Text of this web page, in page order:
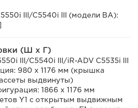
III/C5540i III (модели BA):
(Ш x Г)
III/C5540i III/iR-ADV C5535i III
980 x 1176 мм (крышка
выдвинуты)
1866 x 1176 мм
Y1 с открытым выдвижным